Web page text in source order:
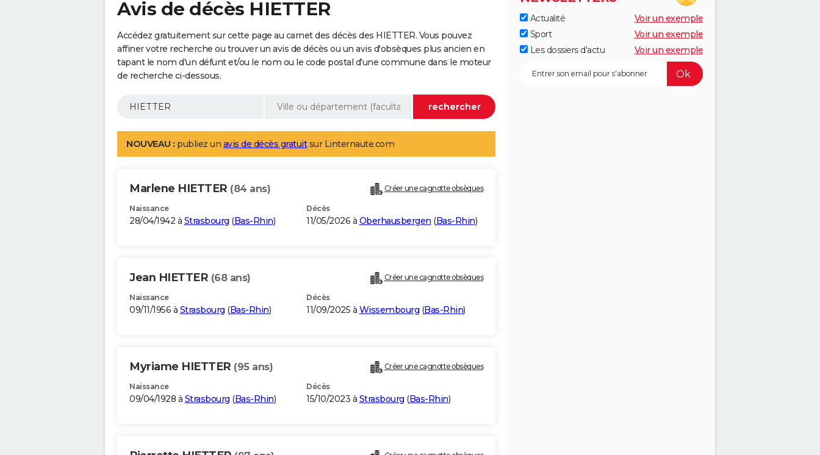
Avis de décès HIETTER
Accédez gratuitement sur cette page au carnet des décès des HIETTER. Vous pouvez
affiner votre recherche ou trouver un avis de décès ou un avis d'obsèques plus ancien en
tapant le nom d'un défunt et/ou le nom ou le code postal d'une commune dans le moteur
de recherche ci-dessous.
NOUVEAU : publiez un avis de décès gratuitsur Linternaute.com
Marlene HIETTER (84 ans) Créer une cagnotte obsèques
Naissance
28/04/1942 à Strasbourg (Bas-Rhin)
Décès
11/05/2026 à Oberhausbergen (Bas-Rhin)
Jean HIETTER (68 ans) Créer une cagnotte obsèques
Naissance
09/11/1956 à Strasbourg (Bas-Rhin)
Décès
11/09/2025 à Wissembourg (Bas-Rhin)
Myriame HIETTER (95 ans) Créer une cagnotte obsèques
Naissance
09/04/1928 à Strasbourg (Bas-Rhin)
Décès
15/10/2023 à Strasbourg (Bas-Rhin)
Actualité
Voir un exemple
Sport
Voir un exemple
Les dossiers d'actu
Voir un exemple